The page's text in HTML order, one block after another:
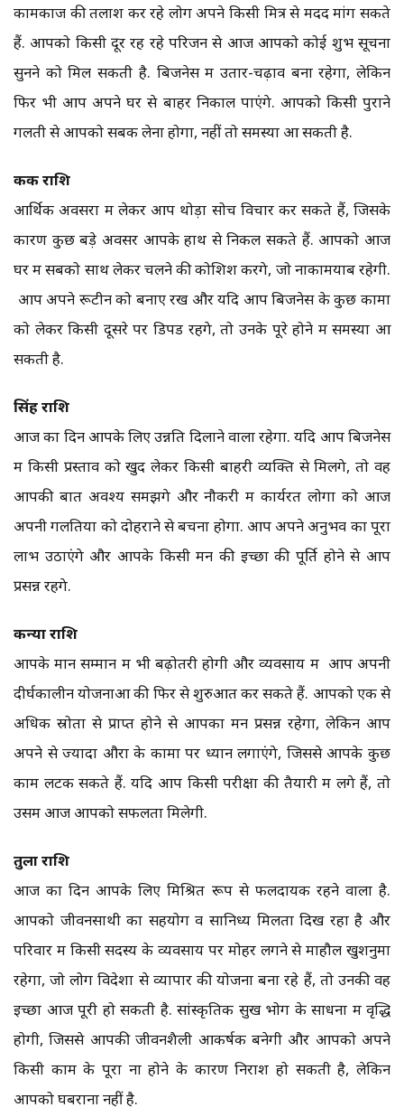
कामकाज की तलाश कर रहे लोग अपने किसी मित्र से मदद मांग सकते
हैं. आपको किसी दूर रह रहे परिजन से आज आपको कोई शुभ सूचना
सुनने को मिल सकती है. बिजनेस में उतार-चढ़ाव बना रहेगा, लेकिन
फिर भी आप अपने घर से बाहर निकाल पाएंगे. आपको किसी पुराने
गलती से आपको सबक लेना होगा, नहीं तो समस्या आ सकती है.
कर्क राशि
आर्थिक अवसरों में लेकर आप थोड़ा सोच विचार कर सकते हैं, जिसके
कारण कुछ बड़े अवसर आपके हाथ से निकल सकते हैं. आपको आज
घर में सबको साथ लेकर चलने की कोशिश करेंगे, जो नाकामयाब रहेगी.
आप अपने रूटीन को बनाए रखें और यदि आप बिजनेस के कुछ कामों
को लेकर किसी दूसरे पर डिपेंड रहेंगे, तो उनके पूरे होने में समस्या आ
सकती है.
सिंह राशि
आज का दिन आपके लिए उन्नति दिलाने वाला रहेगा. यदि आप बिजनेस
में किसी प्रस्ताव को खुद लेकर किसी बाहरी व्यक्ति से मिलेंगे, तो वह
आपकी बात अवश्य समझेंगे और नौकरी में कार्यरत लोगों को आज
अपनी गलतियों को दोहराने से बचना होगा. आप अपने अनुभव का पूरा
लाभ उठाएंगे और आपके किसी मन की इच्छा की पूर्ति होने से आप
प्रसन्न रहेंगे.
कन्या राशि
आपके मान सम्मान में भी बढ़ोतरी होगी और व्यवसाय में आप अपनी
दीर्घकालीन योजनाओं की फिर से शुरुआत कर सकते हैं. आपको एक से
अधिक स्रोतों से प्राप्त होने से आपका मन प्रसन्न रहेगा, लेकिन आप
अपने से ज्यादा औरों के कामों पर ध्यान लगाएंगे, जिससे आपके कुछ
काम लटक सकते हैं. यदि आप किसी परीक्षा की तैयारी में लगे हैं, तो
उसमें आज आपको सफलता मिलेगी.
तुला राशि
आज का दिन आपके लिए मिश्रित रूप से फलदायक रहने वाला है.
आपको जीवनसाथी का सहयोग व सानिध्य मिलता दिख रहा है और
परिवार में किसी सदस्य के व्यवसाय पर मोहर लगने से माहौल खुशनुमा
रहेगा, जो लोग विदेशों से व्यापार की योजना बना रहे हैं, तो उनकी वह
इच्छा आज पूरी हो सकती है. सांस्कृतिक सुख भोग के साधनों में वृद्धि
होगी, जिससे आपकी जीवनशैली आकर्षक बनेगी और आपको अपने
किसी काम के पूरा ना होने के कारण निराश हो सकती है, लेकिन
आपको घबराना नहीं है.